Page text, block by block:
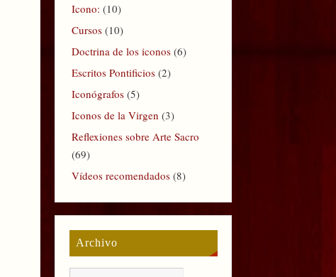
Icono: (10)
Cursos(10)
Doctrina de los iconos(6)
Escritos Pontificios(2)
Iconógrafos(5)
Iconos de la Virgen (3)
Reflexiones sobre Arte Sacro
(69)
Vídeos recomendados(8)
Archivo